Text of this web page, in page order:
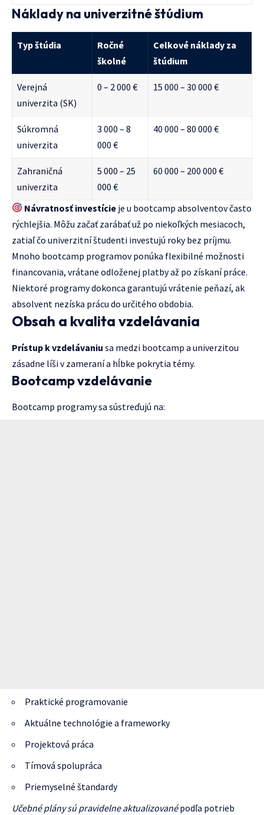
Náklady na univerzitné štúdium
Typ štúdia
Ročné
školné
Celkové náklady za
štúdium
Verejná
univerzita (SK)
0 – 2 000 € 15 000 – 30 000 €
Súkromná
univerzita
3 000 – 8
000 €
40 000 – 80 000 €
Zahraničná
univerzita
5 000 – 25
000 €
60 000 – 200 000 €
Návratnosť investície je u bootcamp absolventov často
rýchlejšia. Môžu začať zarábať už po niekoľkých mesiacoch,
zatiaľ čo univerzitní študenti investujú roky bez príjmu.
Mnoho bootcamp programov ponúka flexibilné možnosti
financovania, vrátane odloženej platby až po získaní práce.
Niektoré programy dokonca garantujú vrátenie peňazí, ak
absolvent nezíska prácu do určitého obdobia.
Obsah a kvalita vzdelávania
Prístup k vzdelávaniu sa medzi bootcamp a univerzitou
zásadne líši v zameraní a hĺbke pokrytia témy.
Bootcamp vzdelávanie
Bootcamp programy sa sústreďujú na:
Praktické programovanie
Aktuálne technológie a frameworky
Projektová práca
Tímová spolupráca
Priemyselné štandardy
Učebné plány sú pravidelne aktualizovanépodľa potrieb